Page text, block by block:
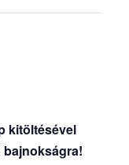
kitöltésével
bajnokságra!